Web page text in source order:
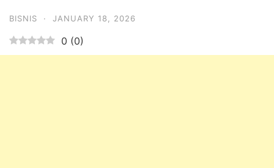
BISNIS · JANUARY 18, 2026
0 (0)